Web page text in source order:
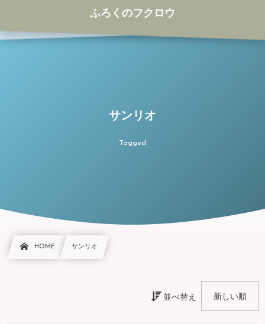
ふろくのフクロウ
サンリオ
Tagged
HOME サンリオ
並べ替え